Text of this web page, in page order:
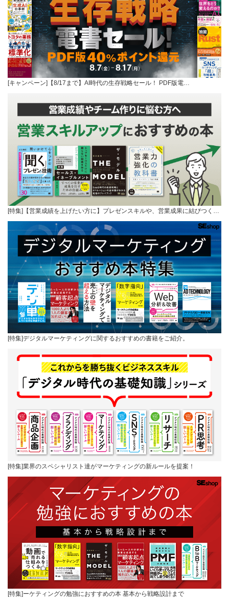
[キャンペーン]【8/17まで】AI時代の生存戦略セール！ PDF版電…
[特集]【営業成績を上げたい方に】プレゼンスキルや、営業成果に結びつく…
[特集]デジタルマーケティングに関するおすすめの書籍をご紹介。
[特集]業界のスペシャリスト達がマーケティングの新ルールを提案！
[特集]ーケティングの勉強におすすめの本 基本から戦略設計まで